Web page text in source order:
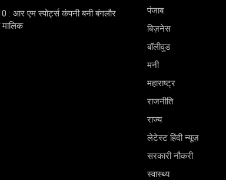
: आर एम स्पोर्ट्स कंपनी बनी बंगलौर
मालिक
पंजाब
बिज़नेस
बॉलीवुड
मनी
महाराष्ट्र
राजनीति
राज्य
लेटेस्ट हिंदी न्यूज़
सरकारी नौकरी
स्वास्थ्य